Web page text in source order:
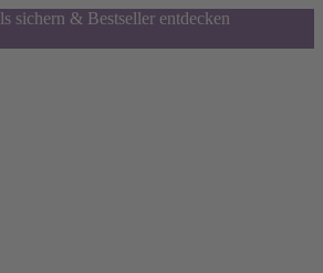
sichern & Bestseller entdecken